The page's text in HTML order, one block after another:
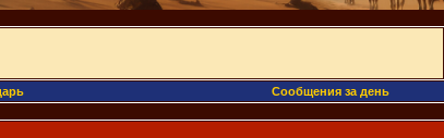
Сообщения за день